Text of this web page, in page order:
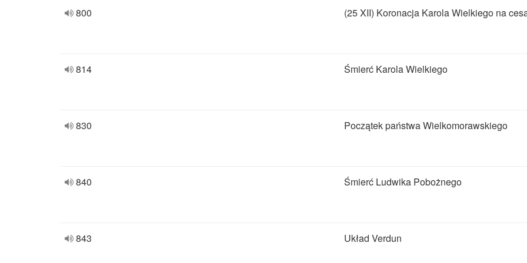
800 (25 XII) Koronacja Karola Wielkiego na
814 Śmierć Karola Wielkiego
830 Początek państwa Wielkomorawskiego
840 Śmierć Ludwika Pobożnego
843 Układ Verdun